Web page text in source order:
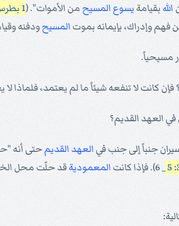
الله بقيامة يسوع المسيح من الأموات". (1 بطرس 3: 21
فهم وإدراك، بإيمانه بموت المسيحودفنه
العهد القديم؟
جنباً إلى جنب في العهد القديمحتى أنه
_ 6). فإذا كانت المعموديةقد حلّت محل